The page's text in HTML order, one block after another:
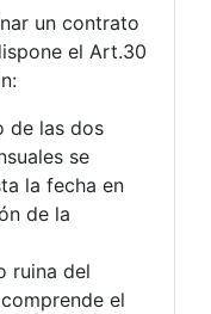
un contrato
el Art.30
de las dos
se
la fecha en
de la
ruina del
el